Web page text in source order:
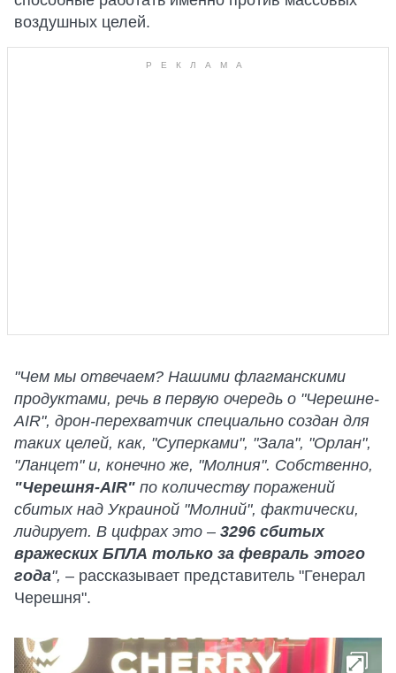
воздушных целей.
"Чем мы отвечаем? Нашими флагманскими
продуктами, речь в первую очередь о "Черешне-
AIR", дрон-перехватчик специально создан для
таких целей, как, "Суперками", "Зала", "Орлан",
"Ланцет" и, конечно же, "Молния". Собственно,
"Черешня-AIR" по количеству поражений
сбитых над Украиной "Молний", фактически,
лидирует. В цифрах это – 3296 сбитых
вражеских БПЛА только за февраль этого
года", – рассказывает представитель "Генерал
Черешня".